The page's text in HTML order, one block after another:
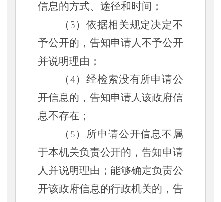
信息的方式、途径和时间；
（ 3）依据相关规定决定不
予公开的，告知申请人不予公开
并说明理由；
（4）经检索没有所申请公
开信息的，告知申请人该政府信
息不存在；
（ 5）所申请公开信息不属
于本机关负责公开的，告知申请
人并说明理由；能够确定负责公
开该政府信息的行政机关的，告